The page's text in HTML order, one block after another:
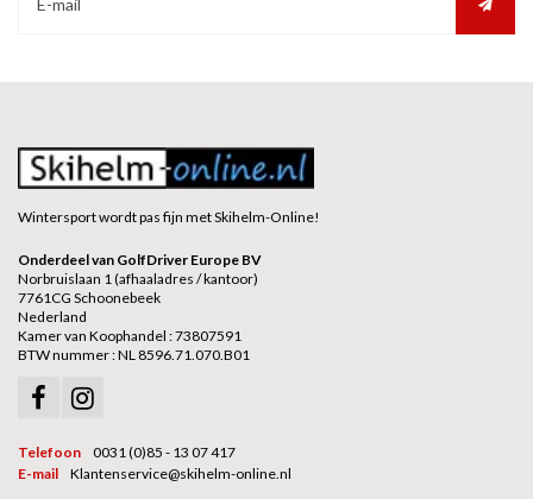
Wintersport wordt pas fijn met Skihelm-Online!
Onderdeel van GolfDriver Europe BV
Norbruislaan 1 (afhaaladres / kantoor)
7761CG Schoonebeek
Nederland
Kamer van Koophandel : 73807591
BTW nummer : NL 8596.71.070.B01
Telefoon
0031 (0)85 - 13 07 417
E-mail
Klantenservice@skihelm-online.nl